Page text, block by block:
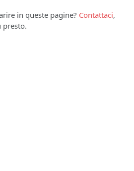
in queste pagine? Contattaci,
presto.